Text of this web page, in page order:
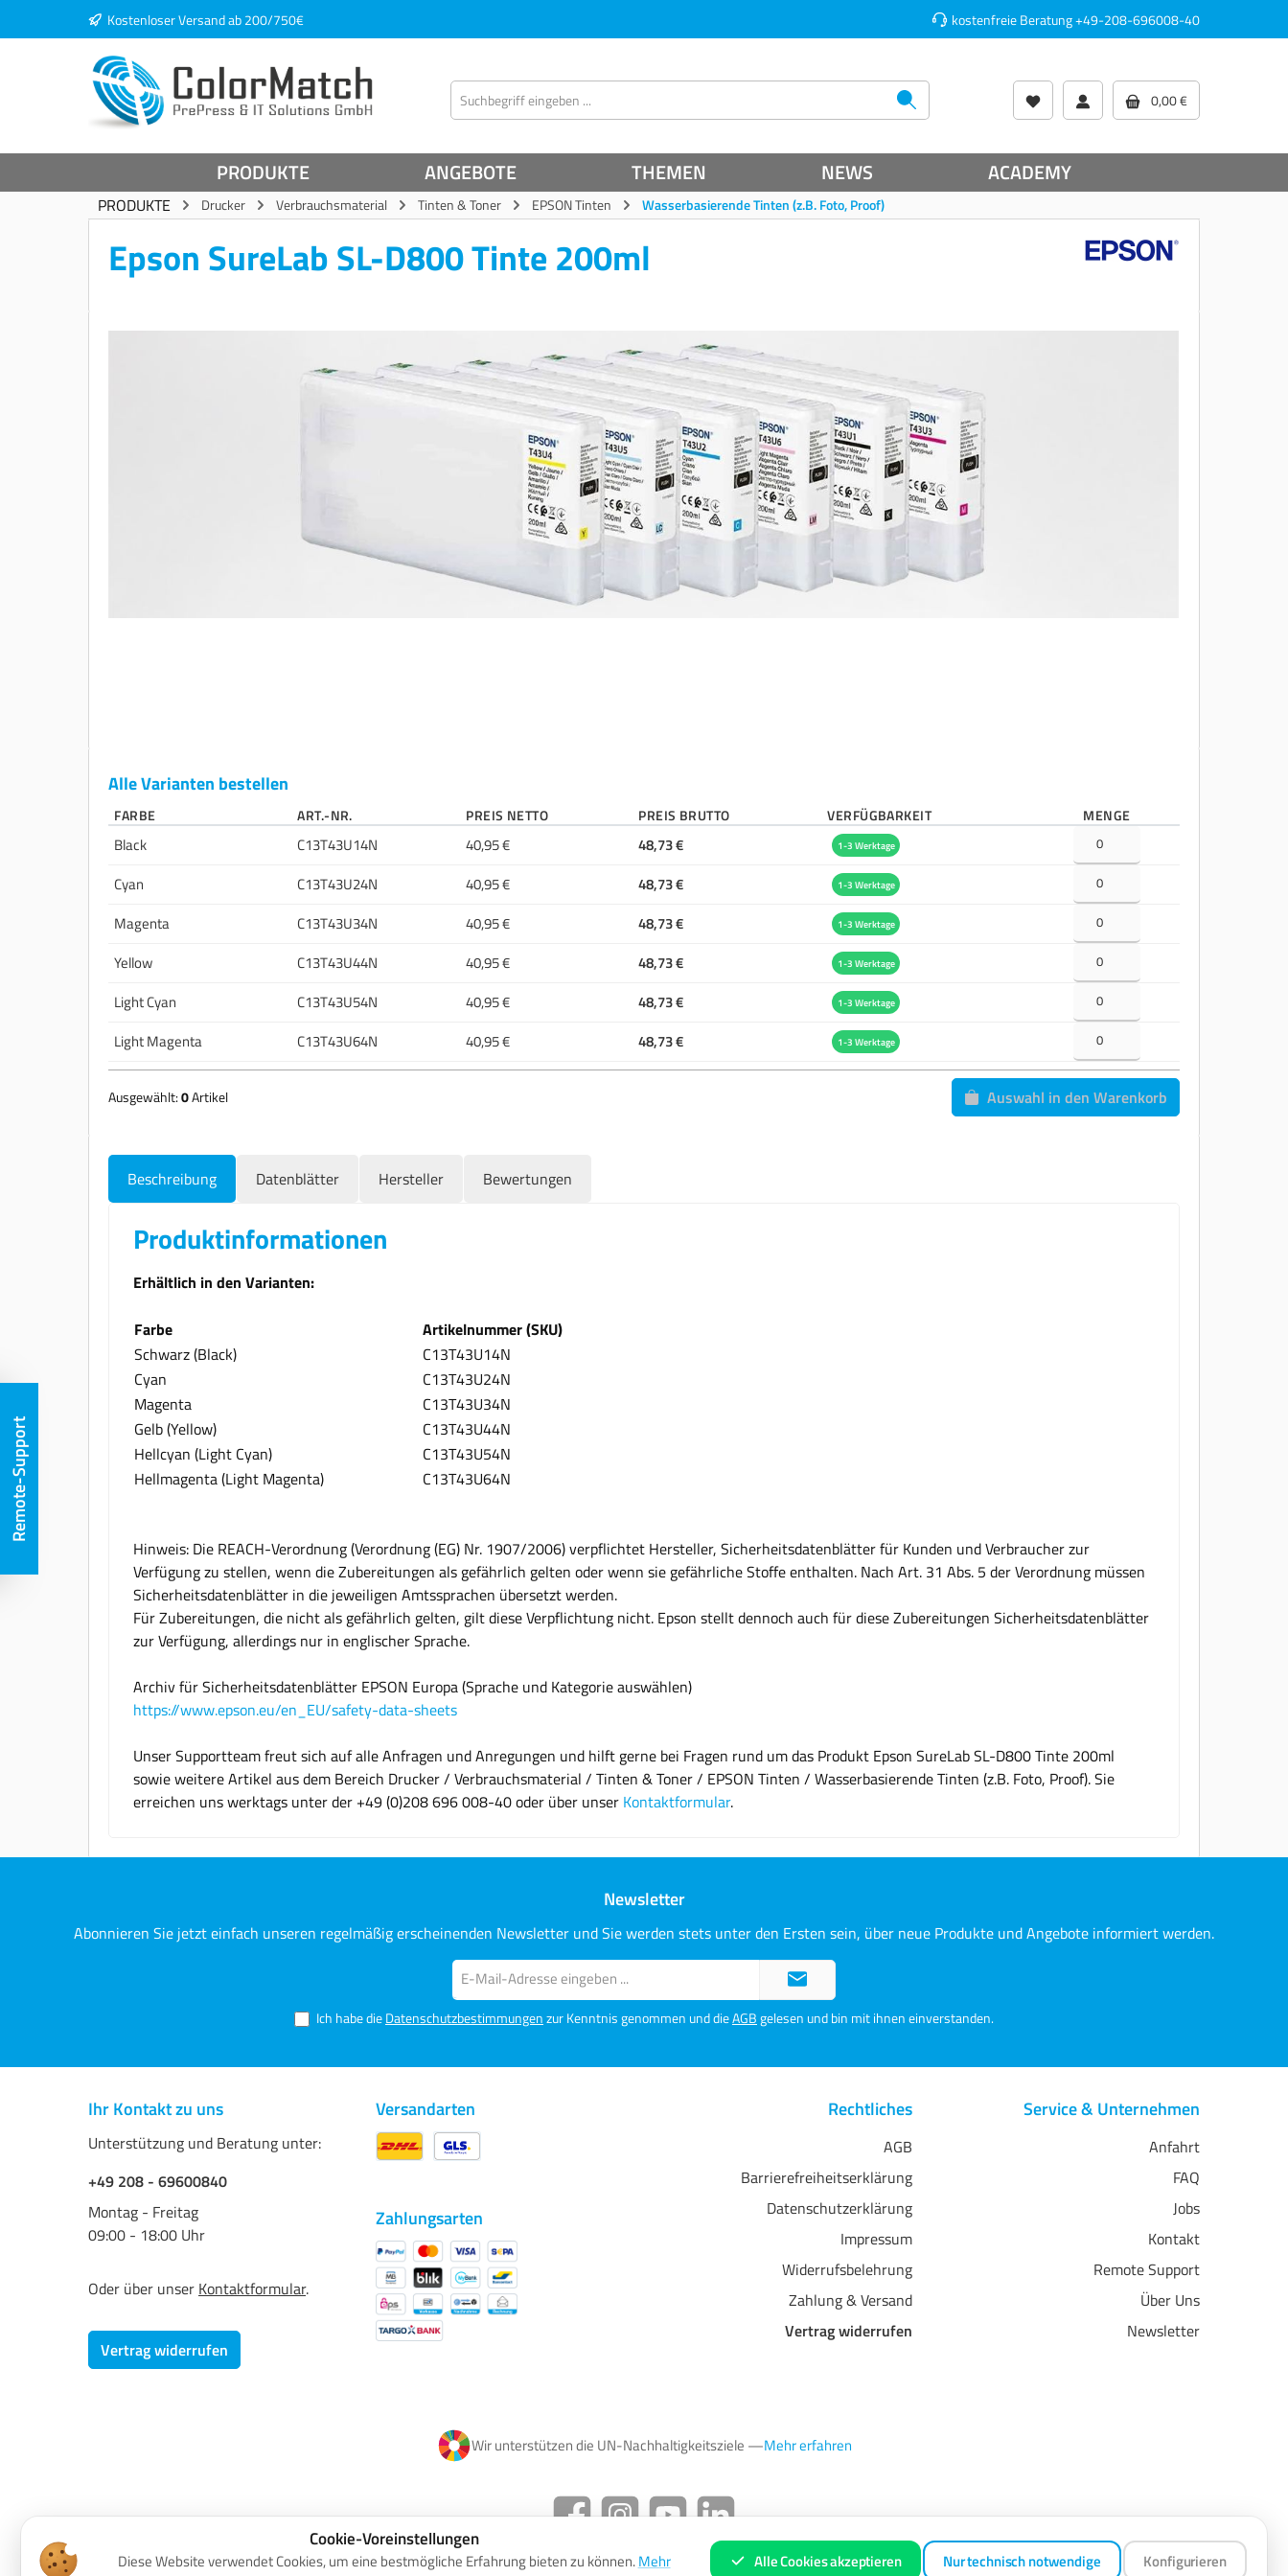
Zur Hauptnavigation springen
Kostenloser Versand ab 200/750€ kostenfreie Beratung+49-208-696008-40
0,00 €
PRODUKTE ANGEBOTE THEMEN NEWS ACADEMY
PRODUKTE Drucker Verbrauchsmaterial Tinten & Toner EPSON Tinten Wasserbasierende Tinten (z.B. Foto, Proof)
Epson SureLab SL-D800 Tinte 200ml
Alle Varianten bestellen
FARBE ART.-NR. PREIS NETTO PREIS BRUTTO VERFÜGBARKEIT MENGE
Black C13T43U14N 40,95 € 48,73 € 1-3 Werktage
Cyan C13T43U24N 40,95 € 48,73 € 1-3 Werktage
Magenta C13T43U34N 40,95 € 48,73 € 1-3 Werktage
Yellow C13T43U44N 40,95 € 48,73 € 1-3 Werktage
Light Cyan C13T43U54N 40,95 € 48,73 € 1-3 Werktage
Light Magenta C13T43U64N 40,95 € 48,73 € 1-3 Werktage
Ausgewählt:0Artikel Auswahl in den Warenkorb
Beschreibung Datenblätter Hersteller Bewertungen
Produktinformationen
Erhältlich in den Varianten:
Farbe
Artikelnummer (SKU)
Schwarz (Black)
C13T43U14N
Cyan
C13T43U24N
Magenta
C13T43U34N
Gelb (Yellow)
C13T43U44N
Hellcyan (Light Cyan)
C13T43U54N
Hellmagenta (Light Magenta)
C13T43U64N
Hinweis: Die REACH-Verordnung (Verordnung (EG) Nr. 1907/2006) verpflichtet Hersteller, Sicherheitsdatenblätter für Kunden und Verbraucher zur
Verfügung zu stellen, wenn die Zubereitungen als gefährlich gelten oder wenn sie gefährliche Stoffe enthalten. Nach Art. 31 Abs. 5 der Verordnung müssen
Sicherheitsdatenblätter in die jeweiligen Amtssprachen übersetzt werden.
Für Zubereitungen, die nicht als gefährlich gelten, gilt diese Verpflichtung nicht. Epson stellt dennoch auch für diese Zubereitungen Sicherheitsdatenblätter
zur Verfügung, allerdings nur in englischer Sprache.
Archiv für Sicherheitsdatenblätter EPSON Europa (Sprache und Kategorie auswählen)
https://www.epson.eu/en_EU/safety-data-sheets
Unser Supportteam freut sich auf alle Anfragen und Anregungen und hilft gerne bei Fragen rund um das Produkt Epson SureLab SL-D800 Tinte 200ml
sowie weitere Artikel aus dem Bereich Drucker / Verbrauchsmaterial / Tinten & Toner / EPSON Tinten / Wasserbasierende Tinten (z.B. Foto, Proof). Sie
erreichen uns werktags unter der +49 (0)208 696 008-40 oder über unser Kontaktformular.
Newsletter
Abonnieren Sie jetzt einfach unseren regelmäßig erscheinenden Newsletter und Sie werden stets unter den Ersten sein, über neue Produkte und Angebote informiert werden.
Mail-
Adresse*
Ich habe dieDatenschutzbestimmungenzur Kenntnis genommen und dieAGBgelesen und bin mit ihnen einverstanden.
Ihr Kontakt zu uns
Unterstützung und Beratung unter:
+49 208 - 69600840
Montag - Freitag
09:00 - 18:00 Uhr
Oder über unser Kontaktformular.
Vertrag widerrufen
Versandarten
Zahlungsarten
Rechtliches
AGB
Barrierefreiheitserklärung
Datenschutzerklärung
Impressum
Widerrufsbelehrung
Zahlung & Versand
Vertrag widerrufen
Service & Unternehmen
Anfahrt
FAQ
Jobs
Kontakt
Remote Support
Über Uns
Newsletter
Wir unterstützen die UN-Nachhaltigkeitsziele —Mehr erfahren
Facebook Instagram YouTube LinkedIn
* Alle Preise inkl. gesetzl. Mehrwertsteuer zzgl. Versandkostenund ggf. Nachnahmegebühren, wenn nicht anders angegeben.
Remote-Support
Cookie-Voreinstellungen
Diese Website verwendet Cookies, um eine bestmögliche Erfahrung bieten zu können.Mehr
Alle Cookies akzeptieren Nur technisch notwendige Konfigurieren